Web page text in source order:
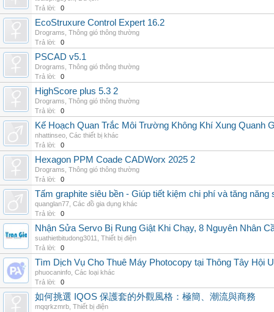
Trả lời:
0
EcoStruxure Control Expert 16.2
Drograms Thông gió thông thường
Trả lời:
0
PSCAD v5.1
Drograms Thông gió thông thường
Trả lời:
0
HighScore plus 5.3 2
Drograms Thông gió thông thường
Trả lời:
0
Kế Hoạch Quan Trắc Môi Trường Không Khí Xung Quanh
nhattinseo Các thiết bị khác
Trả lời:
0
Hexagon PPM Coade CADWorx 2025 2
Drograms Thông gió thông thường
Trả lời:
0
Tấm graphite siêu bền - Giúp tiết kiệm chi phí và tăng năng
quanglan77 Các đồ gia dụng khác
Trả lời:
0
Nhận Sửa Servo Bị Rung Giật Khi Chạy, 8 Nguyên Nhân
suathietbitudong3011
Thiết bị điện
Trả lời:
0
Tìm Dịch Vụ Cho Thuê Máy Photocopy tại Thông Tây Hội
phuocaninfo Các loại khác
Trả lời:
0
如何挑選 IQOS 保護套的外觀風格：極簡、潮流與商務
mqqrkzmrb Thiết bị điện